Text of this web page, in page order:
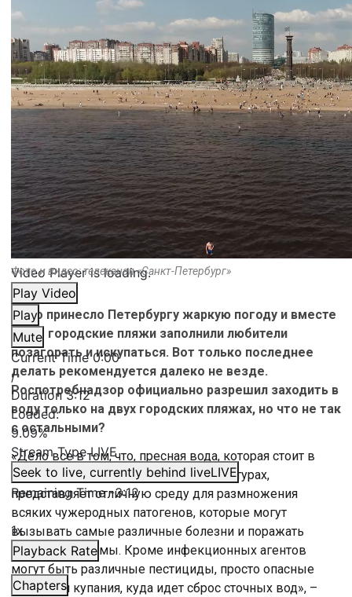
Video Player is loading.
Play Video
Play
Mute
Current Time0:00
/
Duration3:12
Loaded:
9.09%
Stream TypeLIVE
Seek to live, currently behind liveLIVE
Remaining Time-3:12
1x
Playback Rate
Chapters
Фото и видео: телеканал «Санкт-Петербург»
Лето принесло Петербургу жаркую погоду и вместе
с тем городские пляжи заполнили любители
позагорать и искупаться. Вот только последнее
делать рекомендуется далеко не везде.
Роспотребнадзор официально разрешил заходить в
воду только на двух городских пляжах, но что не так
с остальными?
«Дело все в том, что, пресная вода, которая стоит в
водоемах при таких высоких температурах,
представляет отличную среду для размножения
всяких чужеродных патогенов, которые могут
вызывать самые различные болезни и поражать
органы и системы. Кроме инфекционных агентов
могут быть различные пестициды, просто опасные
места для купания, куда идет сброс сточных вод», –